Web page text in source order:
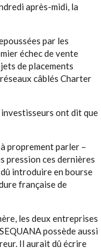
après-midi, la
par les
échec de vente
de placements
câblés Charter
investisseurs ont dit que
proprement parler –
pression ces dernières
introduire en bourse
française de
les deux entreprises
possède aussi
Il aurait dû écrire